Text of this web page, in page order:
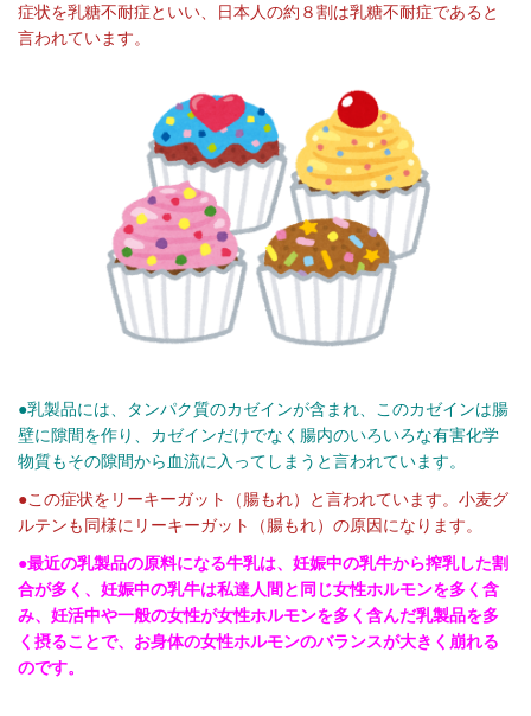
症状を乳糖不耐症といい、日本人の約８割は乳糖不耐症であると
言われています。
●乳製品には、タンパク質のカゼインが含まれ、このカゼインは腸
壁に隙間を作り、カゼインだけでなく腸内のいろいろな有害化学
物質もその隙間から血流に入ってしまうと言われています。
●この症状をリーキーガット（腸もれ）と言われています。小麦グ
ルテンも同様にリーキーガット（腸もれ）の原因になります。
●最近の乳製品の原料になる牛乳は、妊娠中の乳牛から搾乳した割
合が多く、妊娠中の乳牛は私達人間と同じ女性ホルモンを多く含
み、妊活中や一般の女性が女性ホルモンを多く含んだ乳製品を多
く摂ることで、お身体の女性ホルモンのバランスが大きく崩れる
のです。